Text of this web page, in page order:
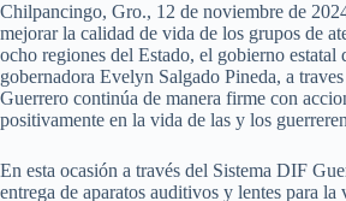
Chilpancingo, Gro., 12 de noviembre de
mejorar la calidad de vida de los grupos de
ocho regiones del Estado, el gobierno estatal
gobernadora Evelyn Salgado Pineda, a
Guerrero continúa de manera firme con
positivamente en la vida de las y los
En esta ocasión a través del Sistema DIF
entrega de aparatos auditivos y lentes para la